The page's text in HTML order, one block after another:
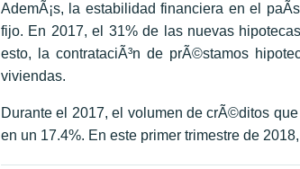
AdemÃ¡s, la estabilidad financiera en el
fijo. En 2017, el 31% de las nuevas
esto, la contrataciÃ³n de prÃ©stamos
viviendas.
Durante el 2017, el volumen de crÃ©ditos
en un 17.4%. En este primer trimestre de